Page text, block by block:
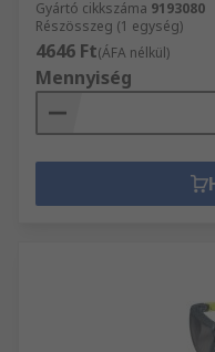
Gyártó cikkszáma 9193080
Részösszeg (1 egység)
4646 Ft(ÁFA nélkül)
Mennyiség